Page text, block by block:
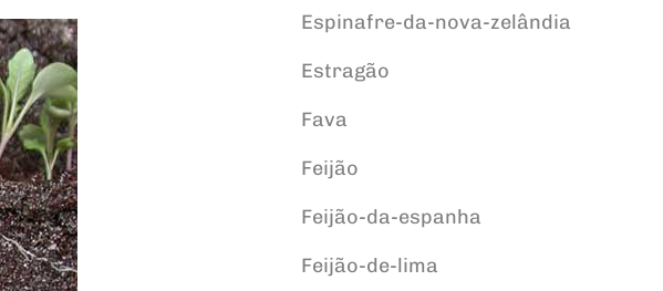
Espinafre-da-nova-zelândia
Estragão
Fava
Feijão
Feijão-da-espanha
Feijão-de-lima